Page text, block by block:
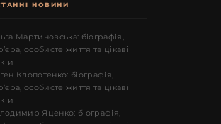
НОВИНИ
Мартиновська: біографія,
особисте життя та цікаві
Клопотенко: біографія,
особисте життя та цікаві
Яценко: біографія,